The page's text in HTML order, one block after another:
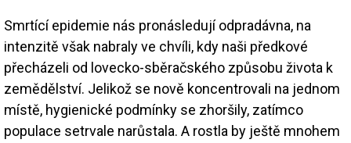
Smrtící epidemie nás pronásledují odpradávna, na
intenzitě však nabraly ve chvíli, kdy naši předkové
přecházeli od lovecko-sběračského způsobu života k
zemědělství. Jelikož se nově koncentrovali na jednom
místě, hygienické podmínky se zhoršily, zatímco
populace setrvale narůstala. A rostla by ještě mnohem